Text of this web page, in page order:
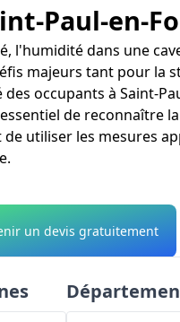
Paul-en-
l'humidité dans une
majeurs tant pour la
occupants à Saint-
de reconnaître
de utiliser les mesures
un devis gratuitement